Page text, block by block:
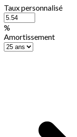
Taux personnalisé
%
Amortissement